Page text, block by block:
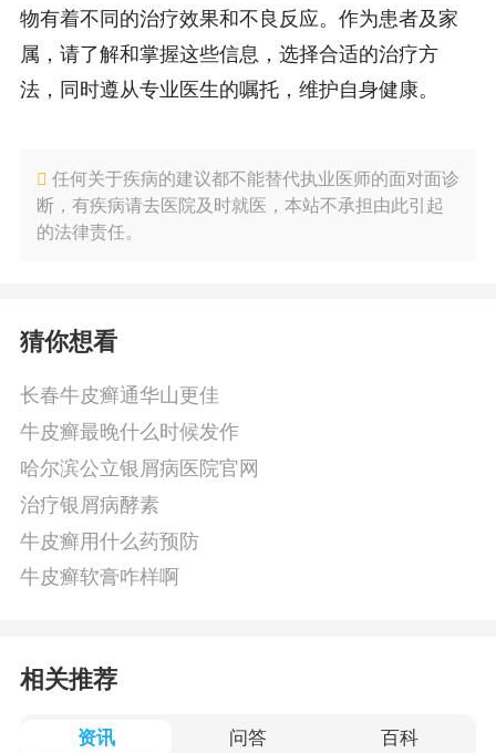
物有着不同的治疗效果和不良反应。作为患者及家
属，请了解和掌握这些信息，选择合适的治疗方
法，同时遵从专业医生的嘱托，维护自身健康。
任何关于疾病的建议都不能替代执业医师的面对面诊
断，有疾病请去医院及时就医，本站不承担由此引起
的法律责任。
猜你想看
长春牛皮癣通华山更佳
牛皮癣最晚什么时候发作
哈尔滨公立银屑病医院官网
治疗银屑病酵素
牛皮癣用什么药预防
牛皮癣软膏咋样啊
相关推荐
资讯 问答 百科